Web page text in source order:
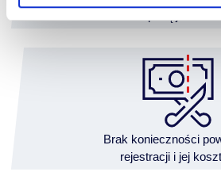
Brak konieczności
rejestracji i jej